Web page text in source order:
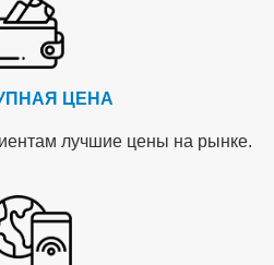
ЦЕНА
лучшие цены на рынке.